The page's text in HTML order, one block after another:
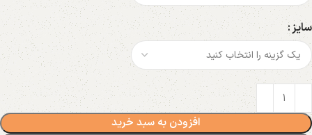
سایز
افزودن به سبد خرید